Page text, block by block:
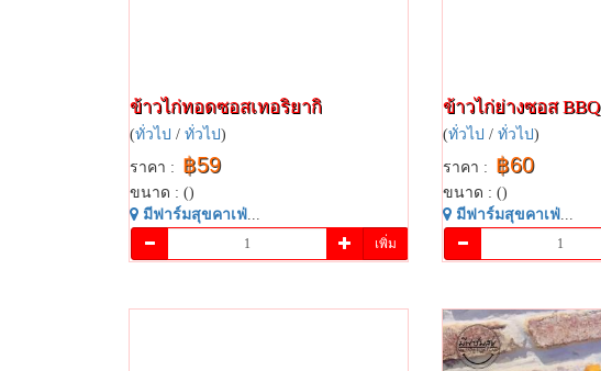
ข้าวไก่ทอด​ซอส​เท​อริยากิ​
(ทั่วไป / ทั่วไป)
ราคา : ฿59
ขนาด : ()
มี​ฟาร์​มสุข​คาเฟ่​ ...
เพิ่ม
ข้าวไก่ย่างซอส​ BBQ​
(ทั่วไป / ทั่วไป)
ราคา : ฿60
ขนาด : ()
มี​ฟาร์​มสุข​คาเฟ่​ ...